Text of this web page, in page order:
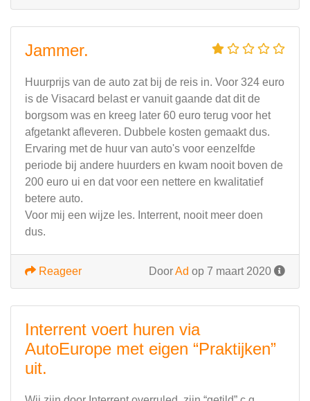
Jammer.
Huurprijs van de auto zat bij de reis in. Voor 324 euro
is de Visacard belast er vanuit gaande dat dit de
borgsom was en kreeg later 60 euro terug voor het
afgetankt afleveren. Dubbele kosten gemaakt dus.
Ervaring met de huur van auto's voor eenzelfde
periode bij andere huurders en kwam nooit boven de
200 euro ui en dat voor een nettere en kwalitatief
betere auto.
Voor mij een wijze les. Interrent, nooit meer doen
dus.
DoorAd op 7 maart 2020
Reageer
Interrent voert huren via
AutoEurope met eigen “Praktijken”
uit.